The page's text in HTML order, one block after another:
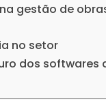
gestão de
no setor
dos softwares